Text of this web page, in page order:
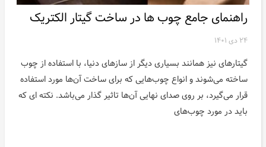
راهنمای جامع چوب ها در ساخت گیتار الکتریک
۲۴ دی ۱۴۰۱
گیتارهای نیز همانند بسیاری دیگر از سازهای دنیا، با استفاده از چوب
ساخته می‌شوند و انواع چوب‌هایی که برای ساخت آن‌ها مورد استفاده
قرار می‌گیرد، بر روی صدای نهایی آن‌ها تاثیر گذار می‌باشد. نکته ای که
باید در مورد چوب‌های